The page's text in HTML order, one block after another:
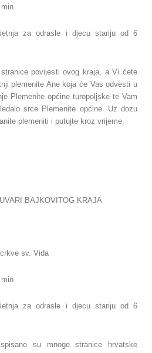
za odrasle i djecu stariju od 6
povijesti ovog kraja, a Vi ćete
plemenite Ane koja će Vas odvesti u
Plemenite općine turopoljske te Vam
srce Plemenite općine. Uz dozu
plemeniti i putujte kroz vrijeme.
BAJKOVITOG KRAJA
sv. Vida
za odrasle i djecu stariju od 6
su mnoge stranice hrvatske